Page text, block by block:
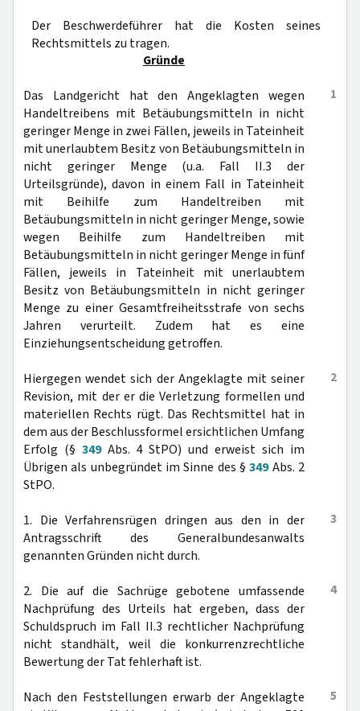
Der Beschwerdeführer hat die Kosten seines
Rechtsmittels zu tragen.
Gründe
1
Das Landgericht hat den Angeklagten wegen
Handeltreibens mit Betäubungsmitteln in nicht
geringer Menge in zwei Fällen, jeweils in Tateinheit
mit unerlaubtem Besitz von Betäubungsmitteln in
nicht geringer Menge (u.a. Fall II.3 der
Urteilsgründe), davon in einem Fall in Tateinheit
mit Beihilfe zum Handeltreiben mit
Betäubungsmitteln in nicht geringer Menge, sowie
wegen Beihilfe zum Handeltreiben mit
Betäubungsmitteln in nicht geringer Menge in fünf
Fällen, jeweils in Tateinheit mit unerlaubtem
Besitz von Betäubungsmitteln in nicht geringer
Menge zu einer Gesamtfreiheitsstrafe von sechs
Jahren verurteilt. Zudem hat es eine
Einziehungsentscheidung getroffen.
2
Hiergegen wendet sich der Angeklagte mit seiner
Revision, mit der er die Verletzung formellen und
materiellen Rechts rügt. Das Rechtsmittel hat in
dem aus der Beschlussformel ersichtlichen Umfang
Erfolg (§ 349Abs. 4 StPO) und erweist sich im
Übrigen als unbegründet im Sinne des §349Abs. 2
StPO.
3
1. Die Verfahrensrügen dringen aus den in der
Antragsschrift des Generalbundesanwalts
genannten Gründen nicht durch.
4
2. Die auf die Sachrüge gebotene umfassende
Nachprüfung des Urteils hat ergeben, dass der
Schuldspruch im Fall II.3 rechtlicher Nachprüfung
nicht standhält, weil die konkurrenzrechtliche
Bewertung der Tat fehlerhaft ist.
5
Nach den Feststellungen erwarb der Angeklagte